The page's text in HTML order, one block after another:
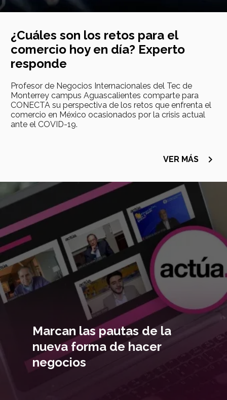
¿Cuáles son los retos para el
comercio hoy en día? Experto
responde
Profesor de Negocios Internacionales del Tec de
Monterrey campus Aguascalientes comparte para
CONECTA su perspectiva de los retos que enfrenta el
comercio en México ocasionados por la crisis actual
ante el COVID-19.
VER MÁS navigate_next
Imagen
principal
Marcan las pautas de la
nueva forma de hacer
negocios